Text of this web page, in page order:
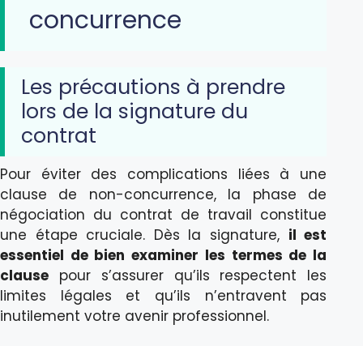
concurrence
Les précautions à prendre
lors de la signature du
contrat
Pour éviter des complications liées à une
clause de non-concurrence, la phase de
négociation du contrat de travail constitue
une étape cruciale. Dès la signature, il est
essentiel de bien examiner les termes de la
clause pour s’assurer qu’ils respectent les
limites légales et qu’ils n’entravent pas
inutilement votre avenir professionnel.